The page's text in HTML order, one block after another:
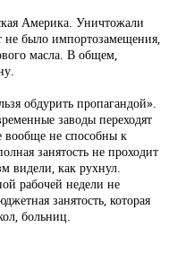
Америка. Уничтожали
не было импортозамещения,
масла. В общем,
обдурить пропагандой».
заводы переходят
вообще не способны к
занятость не проходит
видели, как рухнул.
рабочей недели не
занятость, которая
больниц.